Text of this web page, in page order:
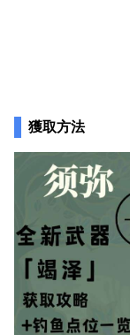
獲取方法